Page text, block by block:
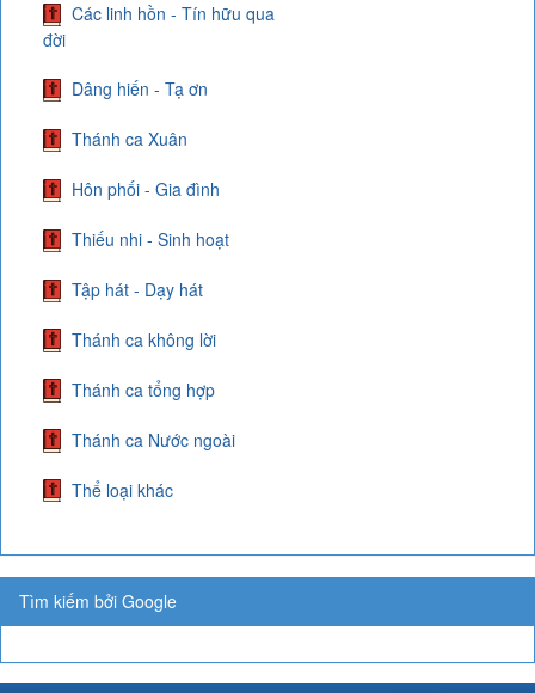
Các linh hồn - Tín hữu qua
đời
Dâng hiến - Tạ ơn
Thánh ca Xuân
Hôn phối - Gia đình
Thiếu nhi - Sinh hoạt
Tập hát - Dạy hát
Thánh ca không lời
Thánh ca tổng hợp
Thánh ca Nước ngoài
Thể loại khác
Tìm kiếm bởi Google